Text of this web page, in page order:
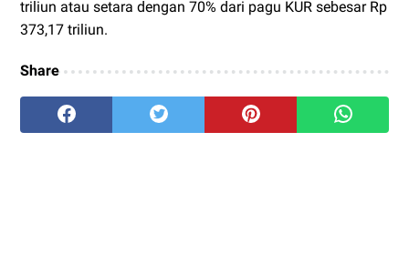
triliun atau setara dengan 70% dari pagu KUR sebesar Rp
373,17 triliun.
Share